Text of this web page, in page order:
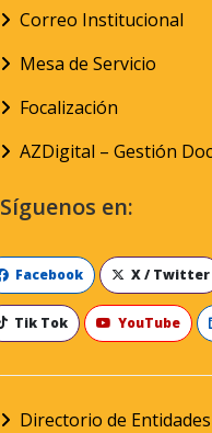
Correo Institucional
Mesa de Servicio
Focalización
AZDigital – Gestión
Síguenos en:
Facebook X / Twitter
Tik Tok YouTube
Directorio de Entidades